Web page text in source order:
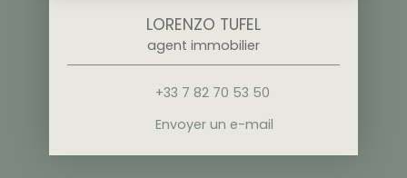
LORENZO TUFEL
agent immobilier
+33 7 82 70 53 50
Envoyer un e-mail